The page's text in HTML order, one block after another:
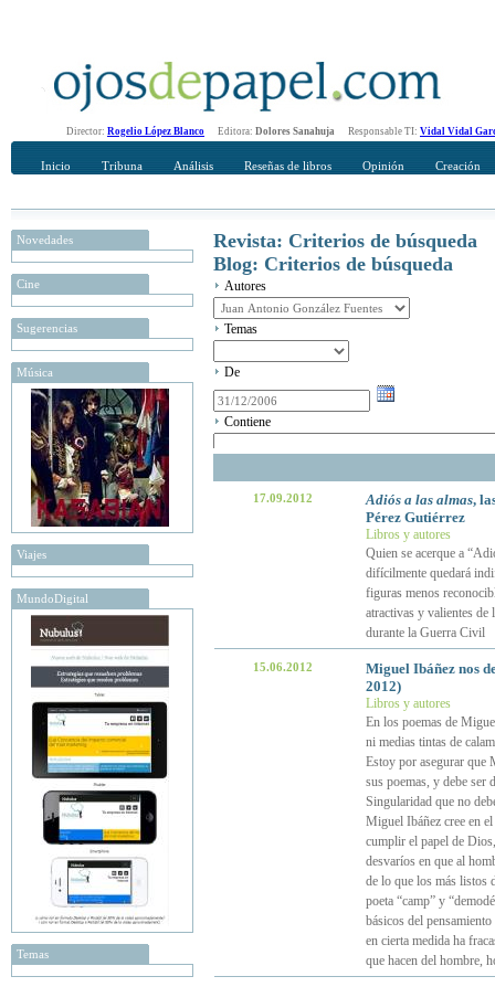
Director: Rogelio López Blanco Editora: Dolores Sanahuja Responsable TI: Vidal Vidal
Inicio Tribuna Análisis Reseñas de libros Opinión Creación
Novedades
Cine
Sugerencias
Música
Viajes
MundoDigital
Temas
Revista: Criterios de búsqueda
Blog: Criterios de búsqueda
Autores
Temas
De
Contiene
17.09.2012 Adiós a las almas,
Pérez Gutiérrez
Libros y autores
Quien se acerque a
difícilmente quedará
figuras menos
atractivas y valientes de
durante la Guerra Civil
15.06.2012
Miguel Ibáñez nos
2012)
Libros y autores
En los poemas de
ni medias tintas de
Estoy por asegurar que
sus poemas, y debe ser
Singularidad que no
Miguel Ibáñez cree en
cumplir el papel de
desvaríos en que al
de lo que los más listos
poeta “camp” y
básicos del
en cierta medida ha
que hacen del hombre,